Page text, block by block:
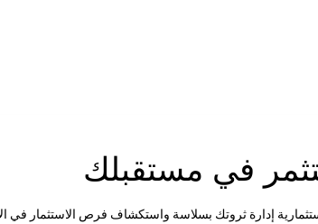
في مستقبلك
إدارة ثروتك بسلاسة واستكشاف فرص الاستثمار في